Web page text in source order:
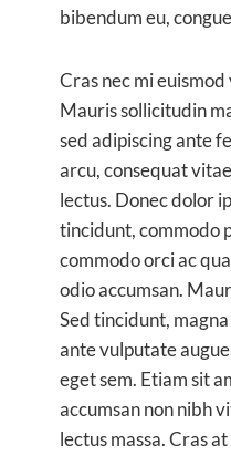
bibendum eu,
Cras nec mi
Mauris sollicitudin
sed adipiscing ante
arcu, consequat
lectus. Donec dolor
tincidunt, commodo
commodo orci ac
odio accumsan.
Sed tincidunt,
ante vulputate
eget sem. Etiam sit
accumsan non nibh
lectus massa. Cras